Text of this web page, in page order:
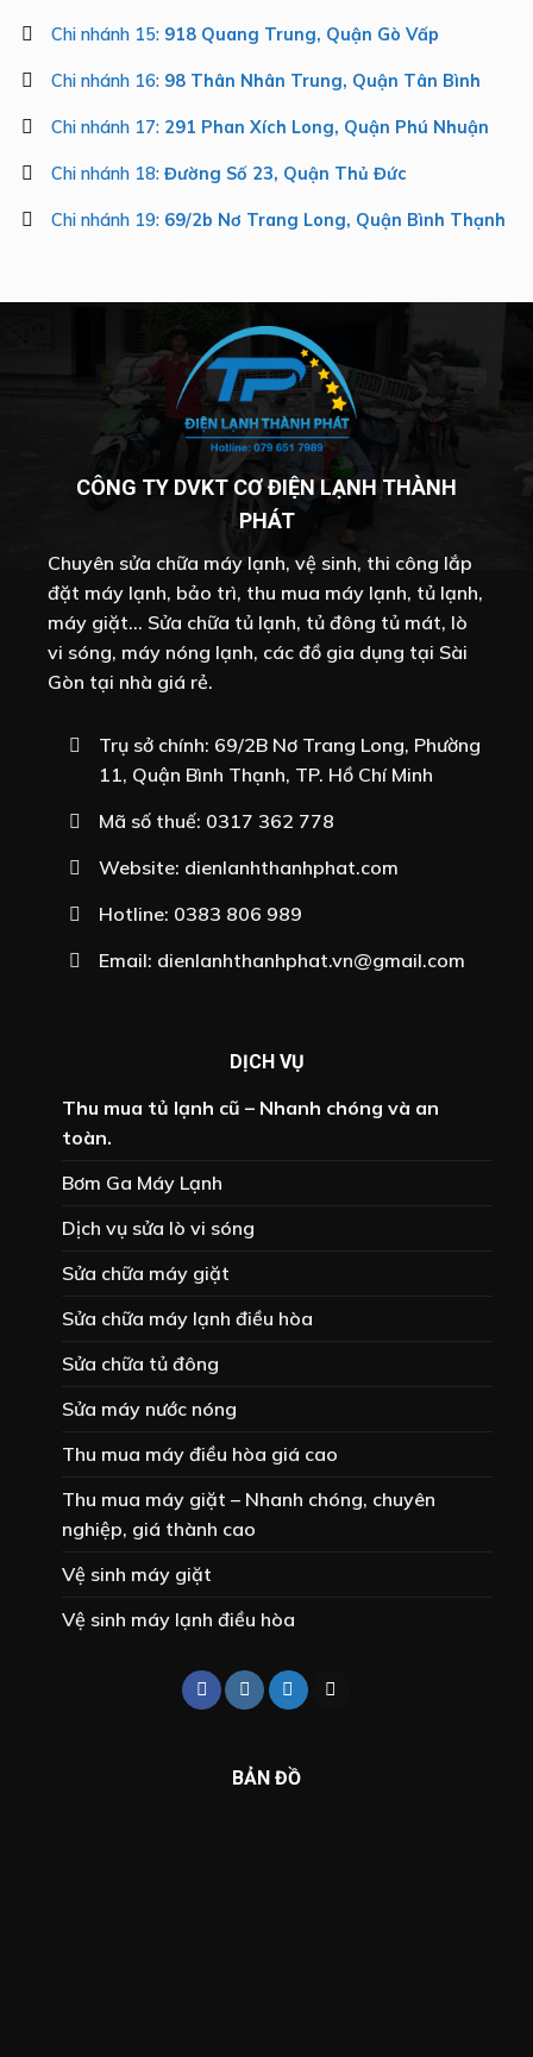
Chi nhánh 15: 918 Quang Trung, Quận Gò Vấp
Chi nhánh 16: 98 Thân Nhân Trung, Quận Tân Bình
Chi nhánh 17: 291 Phan Xích Long, Quận Phú Nhuận
Chi nhánh 18: Đường Số 23, Quận Thủ Đức
Chi nhánh 19: 69/2b Nơ Trang Long, Quận Bình Thạnh
CÔNG TY DVKT CƠ ĐIỆN LẠNH THÀNH
PHÁT
Chuyên sửa chữa máy lạnh, vệ sinh, thi công lắp
đặt máy lạnh, bảo trì, thu mua máy lạnh, tủ lạnh,
máy giặt... Sửa chữa tủ lạnh, tủ đông tủ mát, lò
vi sóng, máy nóng lạnh, các đồ gia dụng tại Sài
Gòn tại nhà giá rẻ.
Trụ sở chính: 69/2B Nơ Trang Long, Phường
11, Quận Bình Thạnh, TP. Hồ Chí Minh
Mã số thuế: 0317 362 778
Website: dienlanhthanhphat.com
Hotline: 0383 806 989
Email: dienlanhthanhphat.vn@gmail.com
DỊCH VỤ
Thu mua tủ lạnh cũ – Nhanh chóng và an
toàn.
Bơm Ga Máy Lạnh
Dịch vụ sửa lò vi sóng
Sửa chữa máy giặt
Sửa chữa máy lạnh điều hòa
Sửa chữa tủ đông
Sửa máy nước nóng
Thu mua máy điều hòa giá cao
Thu mua máy giặt – Nhanh chóng, chuyên
nghiệp, giá thành cao
Vệ sinh máy giặt
Vệ sinh máy lạnh điều hòa
BẢN ĐỒ